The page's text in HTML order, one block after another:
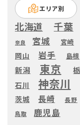
エリア別
北海道 千葉
奈良 宮城 宮崎
岡山
岩手 島根
新潟 東京
石川
神奈川
茨城 長崎 長野
鳥取 鹿児島